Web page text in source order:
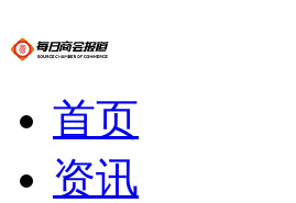
首页
资讯